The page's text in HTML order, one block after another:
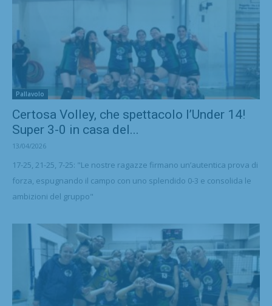
Pallavolo
Certosa Volley, che spettacolo l’Under 14!
Super 3-0 in casa del...
13/04/2026
17-25, 21-25, 7-25: "Le nostre ragazze firmano un’autentica prova di
forza, espugnando il campo con uno splendido 0-3 e consolida le
ambizioni del gruppo"